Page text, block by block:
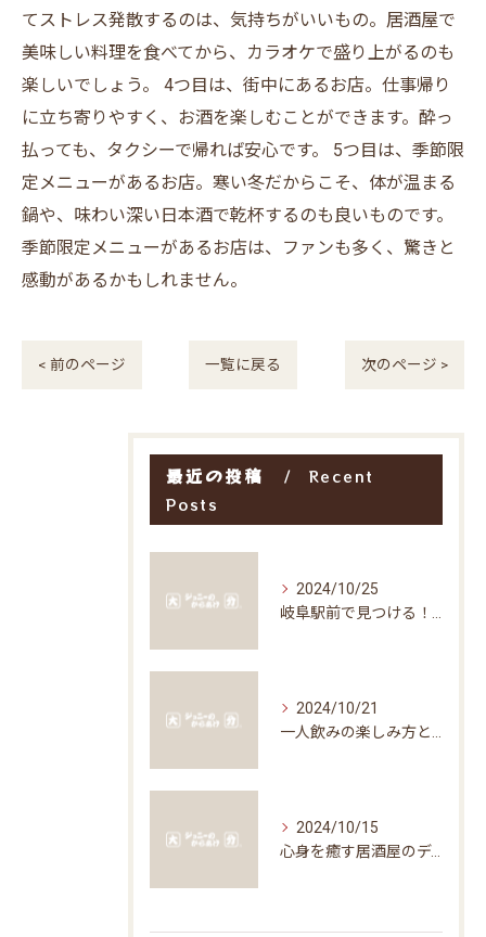
てストレス発散するのは、気持ちがいいもの。居酒屋で
美味しい料理を食べてから、カラオケで盛り上がるのも
楽しいでしょう。 4つ目は、街中にあるお店。仕事帰り
に立ち寄りやすく、お酒を楽しむことができます。酔っ
払っても、タクシーで帰れば安心です。 5つ目は、季節限
定メニューがあるお店。寒い冬だからこそ、体が温まる
鍋や、味わい深い日本酒で乾杯するのも良いものです。
季節限定メニューがあるお店は、ファンも多く、驚きと
感動があるかもしれません。
< 前のページ 一覧に戻る 次のページ >
最近の投稿
Recent
Posts
2024/10/25
2024/10/21
2024/10/15
心身を癒す居酒屋のディナータイムの楽しみ方